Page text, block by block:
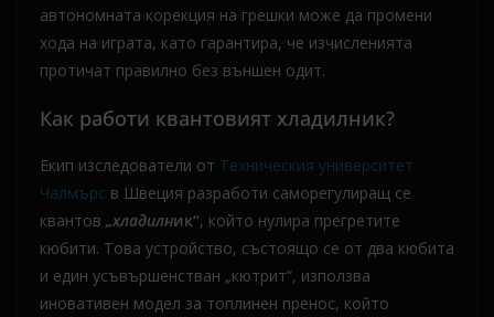
автономната корекция на грешки може да промени
хода на играта, като гарантира, че изчисленията
протичат правилно без външен одит.
Как работи квантовият хладилник?
Екип изследователи от Техническия университет
Чалмърс в Швеция разработи саморегулиращ се
квантов „хладилник“, който нулира прегретите
кюбити. Това устройство, състоящо се от два кюбита
и един усъвършенстван „кютрит“, използва
иновативен модел за топлинен пренос, който